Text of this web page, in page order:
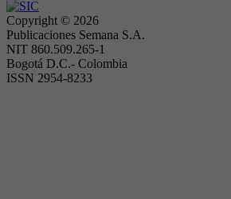
Copyright © 2026
Publicaciones Semana S.A.
NIT 860.509.265-1
Bogotá D.C.- Colombia
ISSN 2954-8233